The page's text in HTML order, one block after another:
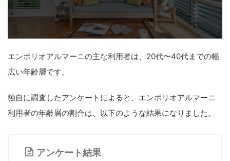
エンポリオアルマーニの主な利用者は、20代〜40代までの幅
広い年齢層です。
独自に調査したアンケートによると、エンポリオアルマーニ
利用者の年齢層の割合は、以下のような結果になりました。
アンケート結果